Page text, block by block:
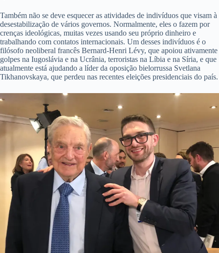
Também não se deve esquecer as atividades de indivíduos que visam à
desestabilização de vários governos. Normalmente, eles o fazem por
crenças ideológicas, muitas vezes usando seu próprio dinheiro e
trabalhando com contatos internacionais. Um desses indivíduos é o
filósofo neoliberal francês Bernard-Henri Lévy, que apoiou ativamente
golpes na Iugoslávia e na Ucrânia, terroristas na Líbia e na Síria, e que
atualmente está ajudando a líder da oposição bielorrussa Svetlana
Tikhanovskaya, que perdeu nas recentes eleições presidenciais do país.